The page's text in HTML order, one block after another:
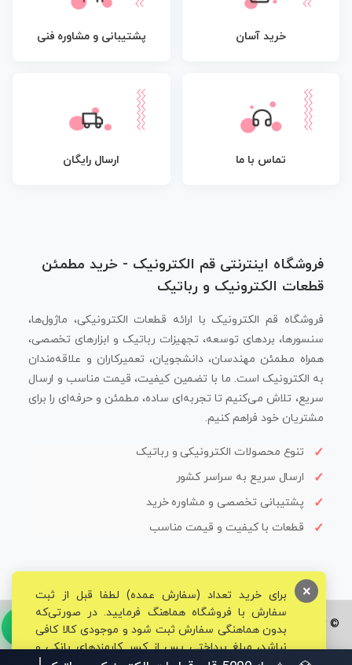
خرید آسان پشتیبانی و مشاوره فنی
تماس با ما ارسال رایگان
فروشگاه اینترنتی قم الکترونیک - خرید مطمئن
قطعات الکترونیک و رباتیک
فروشگاه قم الکترونیک با ارائه قطعات الکترونیکی، ماژول‌ها،
سنسورها، بردهای توسعه، تجهیزات رباتیک و ابزارهای تخصصی،
همراه مطمئن مهندسان، دانشجویان، تعمیرکاران و علاقه‌مندان
به الکترونیک است. ما با تضمین کیفیت، قیمت مناسب و ارسال
سریع، تلاش می‌کنیم تا تجربه‌ای ساده، مطمئن و حرفه‌ای را برای
مشتریان خود فراهم کنیم.
تنوع محصولات الکترونیکی و رباتیک
ارسال سریع به سراسر کشور
پشتیبانی تخصصی و مشاوره خرید
قطعات با کیفیت و قیمت مناسب
© تمامی حقوق برای فروشگاه تخصصی قم الکترونیک محفوظ می‌باشد.
برای خرید تعداد (سفارش عمده) لطفا قبل از ثبت
سفارش با فروشگاه هماهنگ فرمایید. در صورتی‌که
بدون هماهنگی سفارش ثبت شود و موجودی کالا کافی
نباشد، مبلغ پرداختی پس از کسر کارمزدهای بانکی و
×